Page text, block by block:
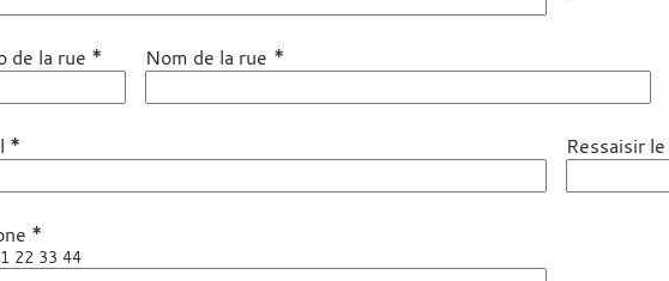
de la rue * Nom de la rue *
* Ressaisir
*
22 33 44